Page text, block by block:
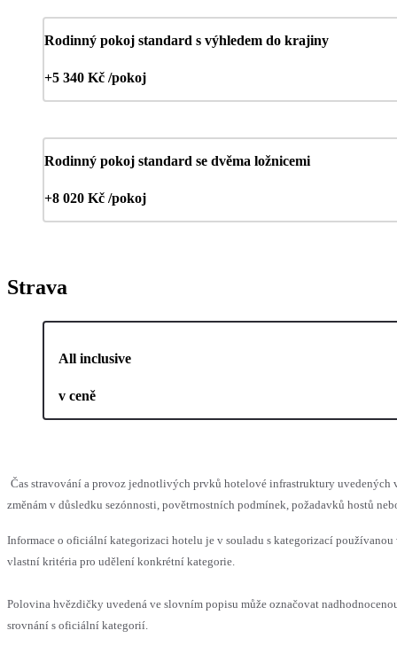
Rodinný pokoj standard s výhledem do krajiny
+5 340 Kč /pokoj
Rodinný pokoj standard se dvěma ložnicemi
+8 020 Kč /pokoj
Strava
All inclusive
v ceně
Čas stravování a provoz jednotlivých prvků hotelové infrastruktury uvedených
změnám v důsledku sezónnosti, povětrnostních podmínek, požadavků hostů
Informace o oficiální kategorizaci hotelu je v souladu s kategorizací používanou
vlastní kritéria pro udělení konkrétní kategorie.
Polovina hvězdičky uvedená ve slovním popisu může označovat
srovnání s oficiální kategorií.